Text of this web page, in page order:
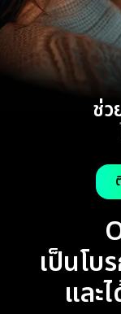
ช่ว
เป็นโบ
และ